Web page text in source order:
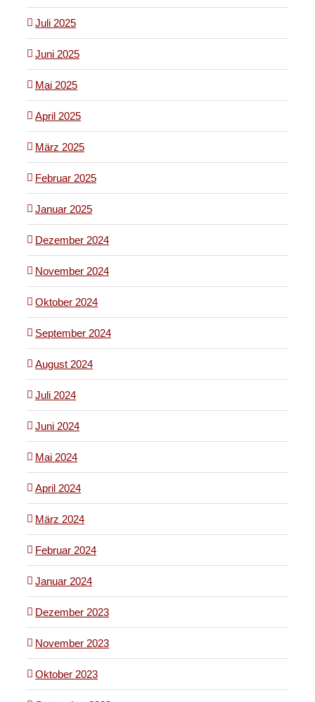
Juli 2025
Juni 2025
Mai 2025
April 2025
März 2025
Februar 2025
Januar 2025
Dezember 2024
November 2024
Oktober 2024
September 2024
August 2024
Juli 2024
Juni 2024
Mai 2024
April 2024
März 2024
Februar 2024
Januar 2024
Dezember 2023
November 2023
Oktober 2023